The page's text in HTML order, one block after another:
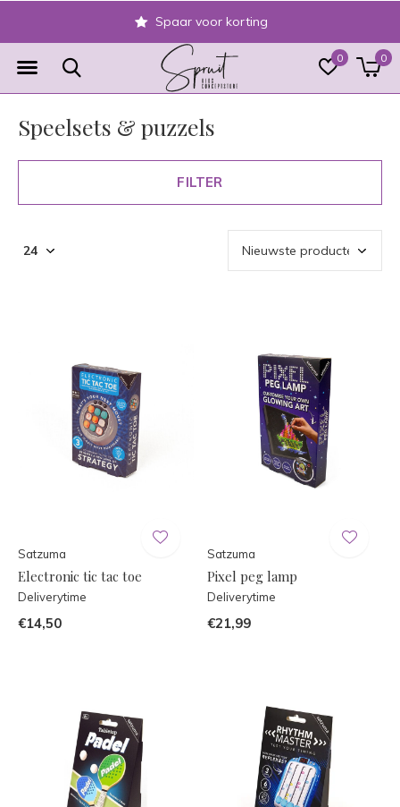
0 0
Spaar voor korting
Speelsets & puzzels
FILTER
Satzuma
Electronic tic tac toe
Deliverytime
€14,50
Satzuma
Pixel peg lamp
Deliverytime
€21,99